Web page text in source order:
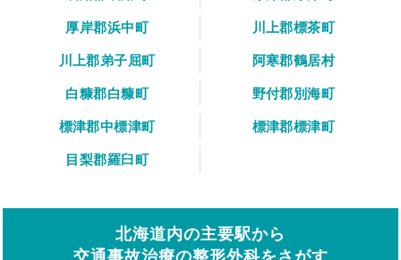
厚岸郡浜中町
川上郡標茶町
川上郡弟子屈町
阿寒郡鶴居村
白糠郡白糠町
野付郡別海町
標津郡中標津町
標津郡標津町
目梨郡羅臼町
北海道内の主要駅から
交通事故治療の整形外科をさがす